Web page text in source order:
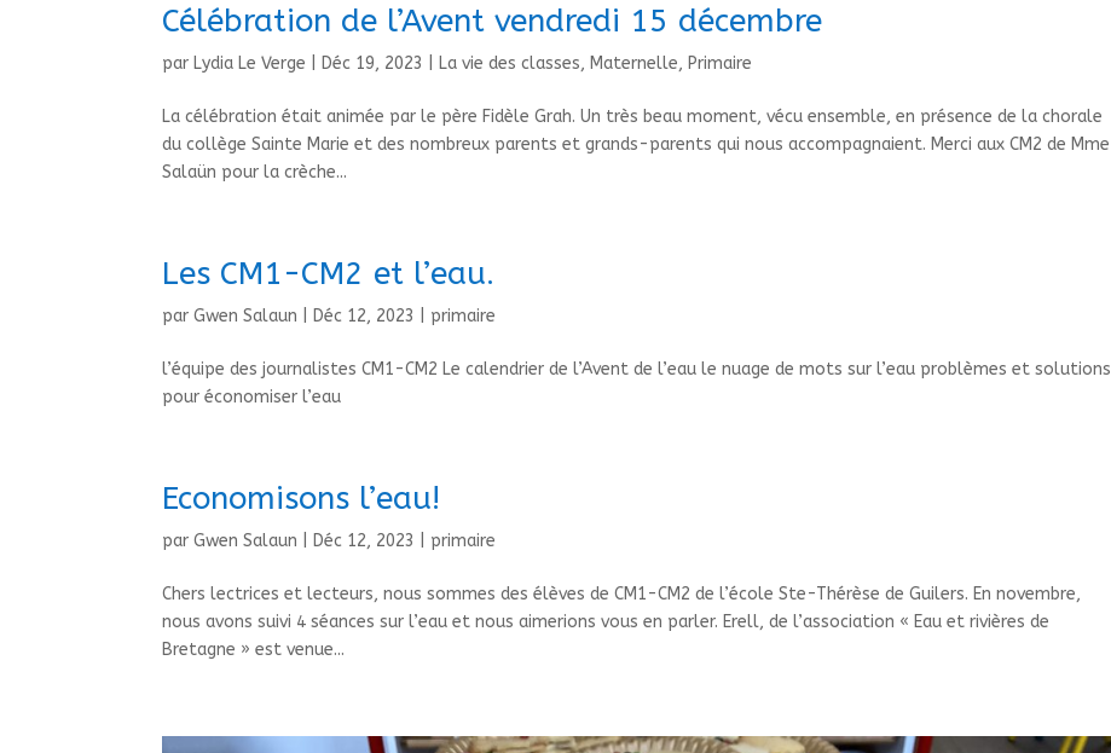
Célébration de l’Avent vendredi 15 décembre
par Lydia Le Verge Déc 19, 2023 La vie des classes, Maternelle, Primaire
La célébration était animée par le père Fidèle Grah. Un très beau moment, vécu ensemble, en présence de la chorale
du collège Sainte Marie et des nombreux parents et grands-parents qui nous accompagnaient. Merci aux CM2 de Mme
Salaün pour la crèche...
Les CM1-CM2 et l’eau.
parGwen Salaun Déc 12, 2023 primaire
l’équipe des journalistes CM1-CM2 Le calendrier de l’Avent de l’eau le nuage de mots sur l’eau problèmes et solutions
pour économiser l’eau
Economisons l’eau!
parGwen Salaun Déc 12, 2023 primaire
Chers lectrices et lecteurs, nous sommes des élèves de CM1-CM2 de l’école Ste-Thérèse de Guilers. En novembre,
nous avons suivi 4 séances sur l’eau et nous aimerions vous en parler. Erell, de l’association « Eau et rivières de
Bretagne » est venue...